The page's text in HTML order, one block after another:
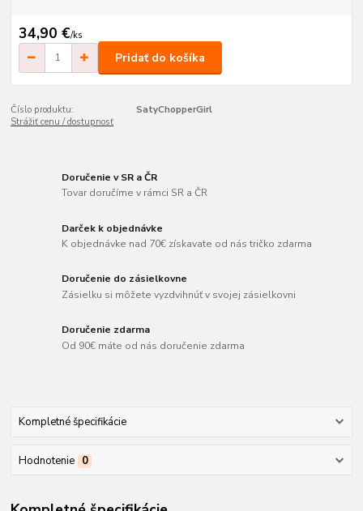
34,90 €/ks
Pridať do košíka
Číslo produktu:
SatyChopperGirl
Strážiť cenu / dostupnosť
Doručenie v SR a ČR
Tovar doručíme v rámci SR a ČR
Darček k objednávke
K objednávke nad 70€ získavate od nás tričko zdarma
Doručenie do zásielkovne
Zásielku si môžete vyzdvihnúť v svojej zásielkovni
Doručenie zdarma
Od 90€ máte od nás doručenie zdarma
Kompletné špecifikácie
Hodnotenie 0